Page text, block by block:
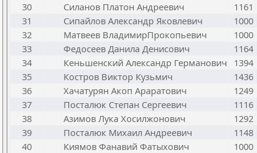
30
Силанов Платон Андреевич 1161
31
Сипайлов Александр Яковлевич 1000
32
Матвеев ВладимирПрокопьевич 1000
33
Федосеев Данила Денисович 1164
34
Кеньшенский Александр Германович 1394
35
Костров Виктор Кузьмич 1436
36
Хачатурян Акоп Араратович 1249
37
Посталюк Степан Сергеевич 1116
38
Азимов Лука Хосилжонович 1292
39
Посталюк Михаил Андреевич 1148
40
Киямов Фанавий Фатыхович 1000